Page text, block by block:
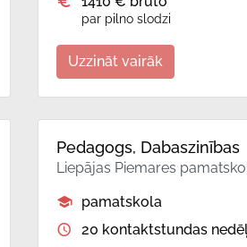
par pilno slodzi
Uzzināt vairāk
Pedagogs, Dabaszinības
Liepājas Piemares
pamatskola
20 kontaktstundas